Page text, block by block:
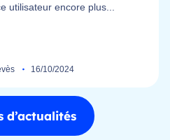
utilisateur encore plus...
16/10/2024
d’actualités